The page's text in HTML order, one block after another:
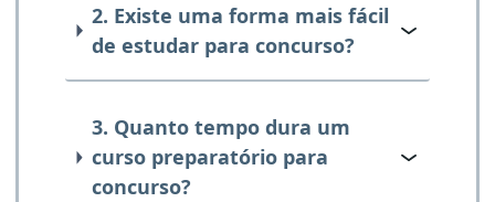
2. Existe uma forma mais fácil
de estudar para concurso?
3. Quanto tempo dura um
curso preparatório para
concurso?